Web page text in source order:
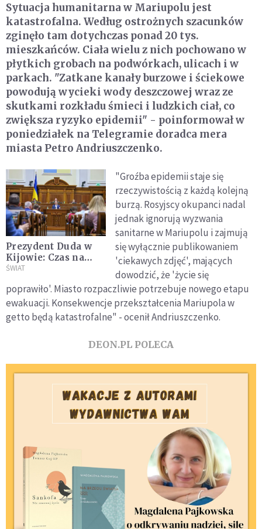
Sytuacja humanitarna w Mariupolu jest
katastrofalna. Według ostrożnych szacunków
zginęło tam dotychczas ponad 20 tys.
mieszkańców. Ciała wielu z nich pochowano w
płytkich grobach na podwórkach, ulicach i w
parkach. "Zatkane kanały burzowe i ściekowe
powodują wycieki wody deszczowej wraz ze
skutkami rozkładu śmieci i ludzkich ciał, co
zwiększa ryzyko epidemii" - poinformował w
poniedziałek na Telegramie doradca mera
miasta Petro Andriuszczenko.
Prezydent Duda w
Kijowie: Czas na
nowe porozumienie
ŚWIAT
"Groźba epidemii staje się
rzeczywistością z każdą kolejną
burzą. Rosyjscy okupanci nadal
jednak ignorują wyzwania
sanitarne w Mariupolu i zajmują
się wyłącznie publikowaniem
'ciekawych zdjęć', mających
dowodzić, że 'życie się
poprawiło'. Miasto rozpaczliwie potrzebuje nowego etapu
ewakuacji. Konsekwencje przekształcenia Mariupola w
getto będą katastrofalne" - ocenił Andriuszczenko.
DEON.PL POLECA